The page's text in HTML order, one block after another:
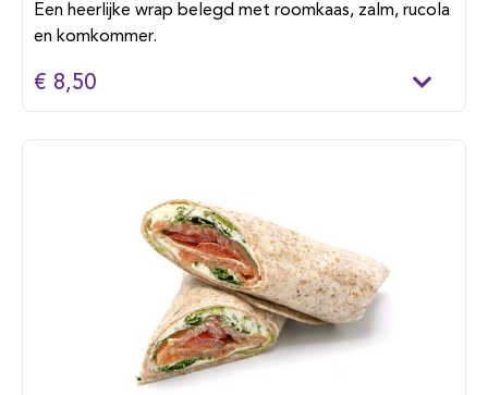
Een heerlijke wrap belegd met roomkaas, zalm, rucola
en komkommer.
€ 8,50